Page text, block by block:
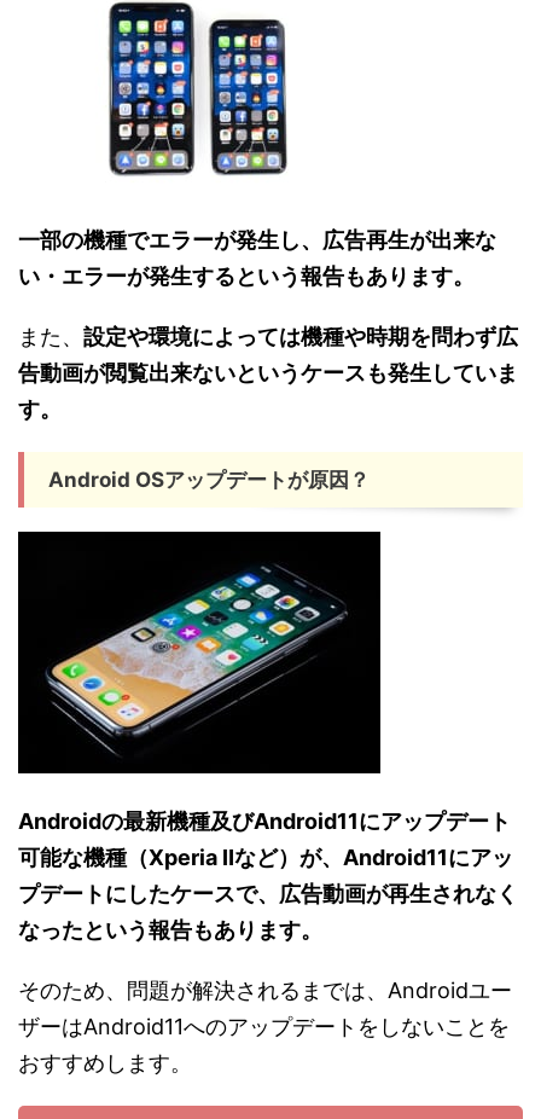
一部の機種でエラーが発生し、広告再生が出来な
い・エラーが発生するという報告もあります。
また、 設定や環境によっては機種や時期を問わず広
告動画が閲覧出来ないというケースも発生していま
す。
Android OSアップデートが原因？
Androidの最新機種及びAndroid11にアップデート
可能な機種（Xperia Ⅱなど）が、Android11にアッ
プデートにしたケースで、広告動画が再生されなく
なったという報告もあります。
そのため、問題が解決されるまでは、Androidユー
ザーはAndroid11へのアップデートをしないことを
おすすめします。